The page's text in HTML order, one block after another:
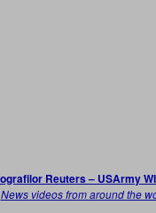
Reuters – USArmy
News videos from around the